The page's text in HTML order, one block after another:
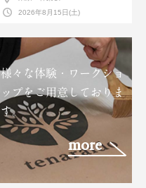
習会＞８月
2026年8月15日(土)
様々な体験・ワークショ
ップをご用意しておりま
す。
more